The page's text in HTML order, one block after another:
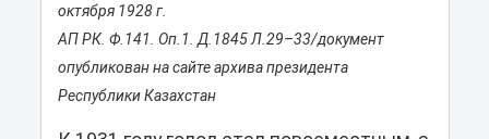
октября 1928 г.
АП РК. Ф.141. Оп.1. Д.1845 Л.29–33/документ
опубликован на сайте архива президента
Республики Казахстан